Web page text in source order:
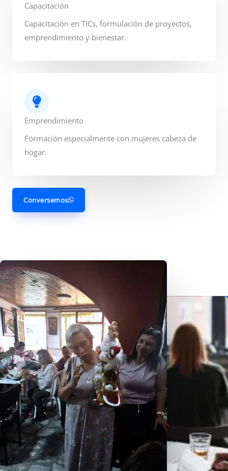
Capacitación
Capacitación en TICs, formulación de proyectos,
emprendimiento y bienestar.
Emprendimiento
Formación especialmente con mujeres cabeza de
hogar.
Conversemos